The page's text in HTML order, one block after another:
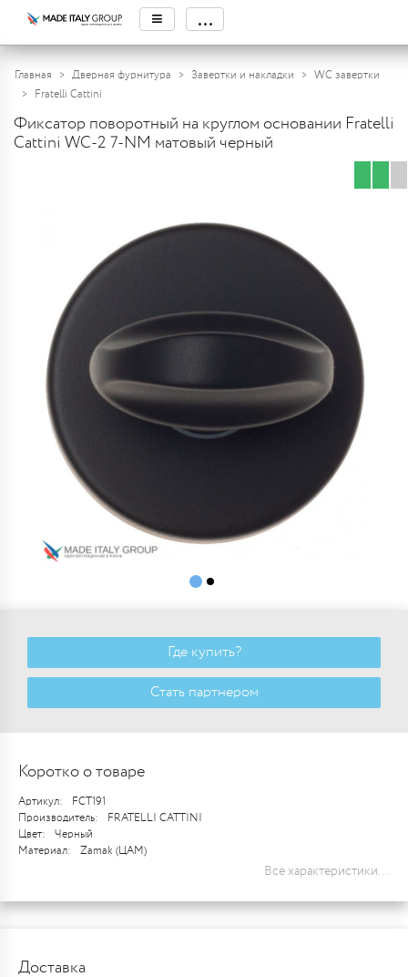
≡ ...
Главная Дверная фурнитура Завертки и накладки
WC завертки
Fratelli Cattini
Фиксатор поворотный на круглом основании Fratelli
Cattini WC-2 7-NM матовый черный
Где купить?
Стать партнером
Коротко о товаре
Артикул:
FCT191
Производитель:
FRATELLI CATTINI
Цвет:
Черный
Материал:
Zamak (ЦАМ)
Все характеристики...
Доставка